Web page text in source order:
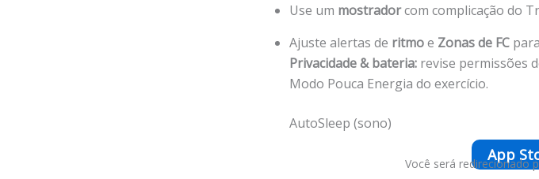
Use um mostradorcom complicação do
Ajuste alertas de ritmoe Zonas de FC
Privacidade & bateria: revise permissões
Modo Pouca Energia do exercício.
AutoSleep (sono)
App
Você será redirecionado